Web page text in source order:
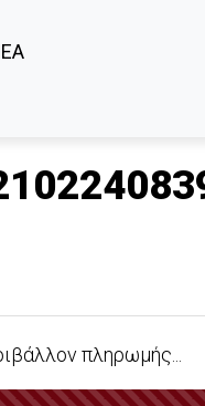
πληρωμής...